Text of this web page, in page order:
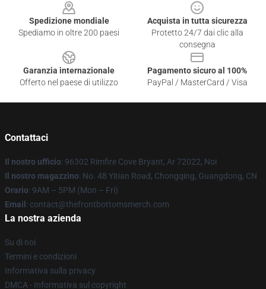
Spedizione mondiale
Spediamo in oltre 200 paesi
Acquista in tutta sicurezza
Protetto 24/7 dai clic alla
consegna
Garanzia internazionale
Offerto nel paese di utilizzo
Pagamento sicuro al 100%
PayPal / MasterCard / Visa
Contattaci
Il nostro ufficio: 96302 Rimfire Cove Bryant, Ar 72022, Noi
Il nostro magazzino: No. 48 Yitian Road, Chongqing, Guangdong, CN
Orario: 9AM – 5PM (Mon – Fri)
Email : contact@thefrontbottomsmerch.com
La nostra azienda
Su di noi
Termini e condizioni
Informativa sulla privacy
DMCA - Informativa sul copyright